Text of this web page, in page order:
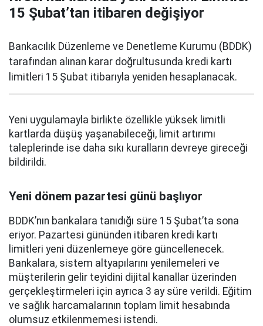
15 Şubat’tan itibaren değişiyor
Bankacılık Düzenleme ve Denetleme Kurumu (BDDK)
tarafından alınan karar doğrultusunda kredi kartı
limitleri 15 Şubat itibarıyla yeniden hesaplanacak.
Yeni uygulamayla birlikte özellikle yüksek limitli
kartlarda düşüş yaşanabileceği, limit artırımı
taleplerinde ise daha sıkı kuralların devreye gireceği
bildirildi.
Yeni dönem pazartesi günü başlıyor
BDDK’nın bankalara tanıdığı süre 15 Şubat’ta sona
eriyor. Pazartesi gününden itibaren kredi kartı
limitleri yeni düzenlemeye göre güncellenecek.
Bankalara, sistem altyapılarını yenilemeleri ve
müşterilerin gelir teyidini dijital kanallar üzerinden
gerçekleştirmeleri için ayrıca 3 ay süre verildi. Eğitim
ve sağlık harcamalarının toplam limit hesabında
olumsuz etkilenmemesi istendi.